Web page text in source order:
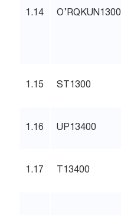
1.14 O’RQKUN1300
1.15 ST1300
1.16 UP13400
1.17 T13400